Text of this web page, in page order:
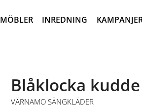
MÖBLER INREDNING
Blåklocka
VÄRNAMO SÄNGKLÄDER